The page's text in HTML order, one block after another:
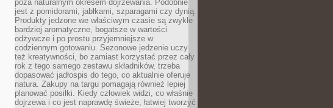
poza naturalnym okresem dojrzewania. Podobnie
jest z pomidorami, jabłkami, szparagami czy dynią.
Produkty jedzone we właściwym czasie są zwykle
bardziej aromatyczne, bogatsze w wartości
odżywcze i po prostu przyjemniejsze w
codziennym gotowaniu. Sezonowe jedzenie uczy
też kreatywności, bo zamiast korzystać przez cały
rok z tego samego zestawu składników, trzeba
dopasować jadłospis do tego, co aktualnie oferuje
natura. Zakupy na targu pomagają również lepiej
planować posiłki. Kiedy człowiek widzi, co właśnie
dojrzewa i co jest naprawdę świeże, łatwiej tworzyć